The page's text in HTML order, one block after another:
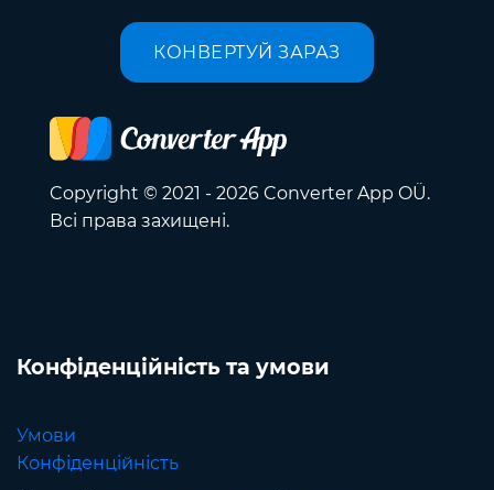
КОНВЕРТУЙ ЗАРАЗ
Copyright © 2021 - 2026 Converter App OÜ.
Всі права захищені.
Конфіденційність та умови
Умови
Конфіденційність